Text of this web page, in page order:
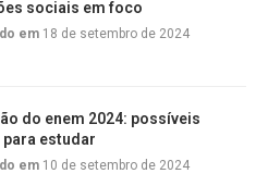
sociais em foco
em 18 de setembro de 2024
do enem 2024: possíveis
estudar
em 10 de setembro de 2024